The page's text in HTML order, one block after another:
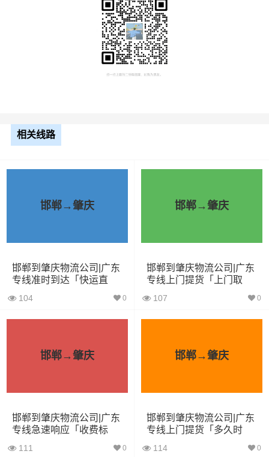
整车运输价格计算方式通常是按单价×公里，
以上报价为市场透明价，仅供参考，不作为
最终成交价格，望知晓！
车型
4立方 1.8×1.6×1.7
6立方 1.2吨 2.4×1.6×1.9
依维柯 9立方 1.5吨 2.4×1.8×2.2
6立方 1.2吨 2×1.8×2.2
小型货
车
20立方 2吨 3.8×2×2.9
5米2货
相关线路
邯郸→肇庆
邯郸到肇庆物流公司|广东
专线准时到达「快运直
104 0
邯郸→肇庆
邯郸到肇庆物流公司|广东
专线上门提货「上门取
107 0
邯郸→肇庆
邯郸到肇庆物流公司|广东
专线急速响应「收费标
111 0
邯郸→肇庆
邯郸到肇庆物流公司|广东
专线上门提货「多久时
114 0